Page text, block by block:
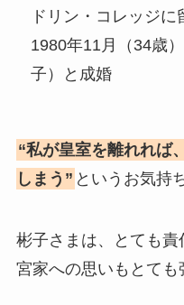
ドリン・コレッジに
1980年11月（34歳
子）と成婚
“私が皇室を離れれば
しまう” というお気持
彬子さまは、とても
宮家への思いもとても